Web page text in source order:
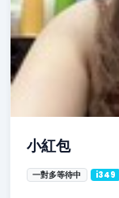
小紅包
一對多等待中 i349